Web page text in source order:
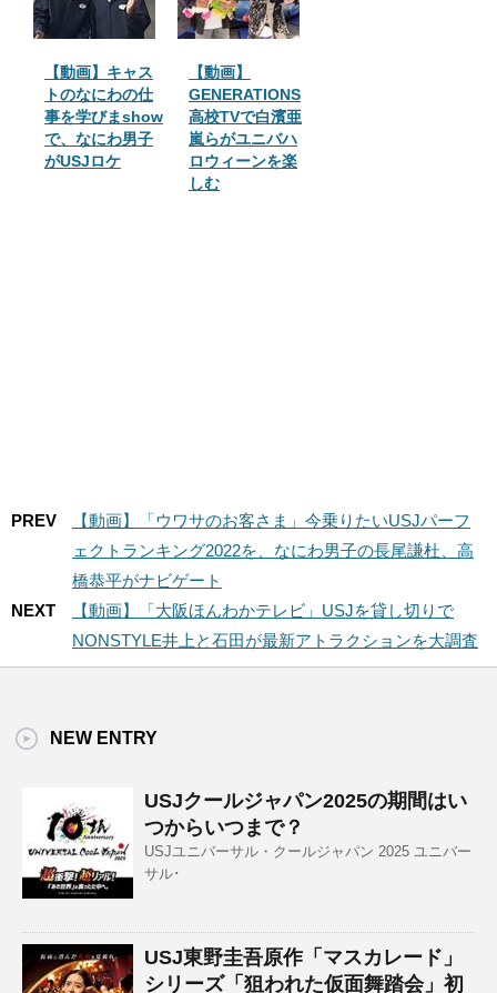
【動画】キャス
トのなにわの仕
事を学びまshow
で、なにわ男子
がUSJロケ
【動画】
GENERATIONS
高校TVで白濱亜
嵐らがユニバハ
ロウィーンを楽
しむ
PREV
【動画】「ウワサのお客さま」今乗りたいUSJパーフ
ェクトランキング2022を、なにわ男子の長尾謙杜、高
橋恭平がナビゲート
NEXT
【動画】「大阪ほんわかテレビ」USJを貸し切りで
NONSTYLE井上と石田が最新アトラクションを大調査
NEW ENTRY
USJクールジャパン2025の期間はい
つからいつまで？
USJユニバーサル・クールジャパン 2025 ユニバー
サル･
USJ東野圭吾原作「マスカレード」
シリーズ「狙われた仮面舞踏会」初